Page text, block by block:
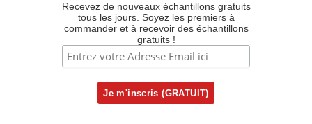
Recevez de nouveaux échantillons gratuits
tous les jours. Soyez les premiers à
commander et à recevoir des échantillons
gratuits !